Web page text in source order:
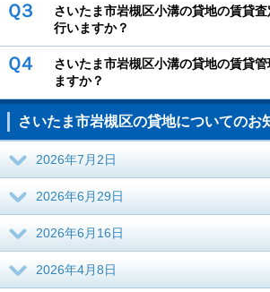
Ｑ３
さいたま市岩槻区小溝の貸地の賃貸
行いますか？
Ｑ４
さいたま市岩槻区小溝の貸地の賃貸
ますか？
さいたま市岩槻区の貸地についてのお
2026年7月2日
2026年6月29日
2026年6月16日
2026年4月8日